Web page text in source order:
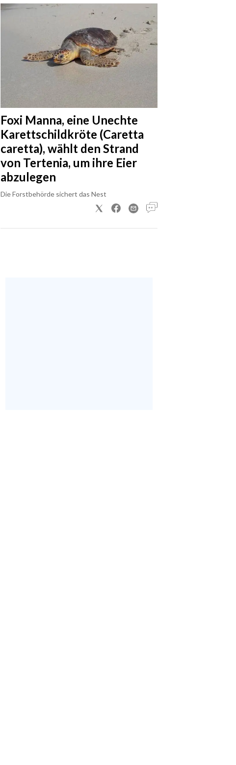
Foxi Manna, eine Unechte
Karettschildkröte (Caretta
caretta), wählt den Strand
von Tertenia, um ihre Eier
abzulegen
Die Forstbehörde sichert das Nest